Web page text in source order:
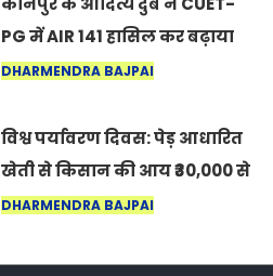
PG में AIR 141 हासिल कर बढ़ाया
शहर का मान
DHARMENDRA BAJPAI
विश्व पर्यावरण दिवस: पेड़ आधारित
खेती से किसान की आय ₹30,000 से
बढ़कर ₹3 लाख प्रति एकड़ हुई
DHARMENDRA BAJPAI